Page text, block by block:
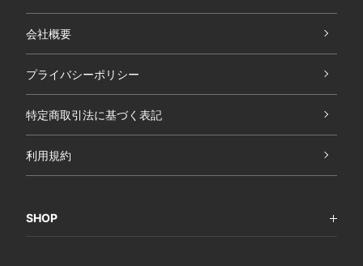
会社概要
プライバシーポリシー
特定商取引法に基づく表記
利用規約
SHOP